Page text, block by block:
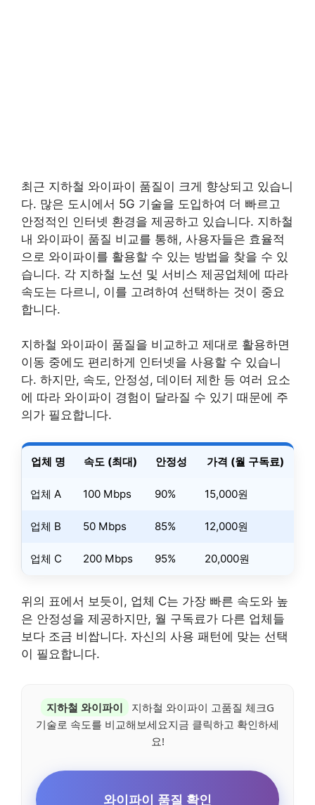
최근 지하철 와이파이 품질이 크게 향상되고 있습니
다. 많은 도시에서 5G 기술을 도입하여 더 빠르고
안정적인 인터넷 환경을 제공하고 있습니다. 지하철
내 와이파이 품질 비교를 통해, 사용자들은 효율적
으로 와이파이를 활용할 수 있는 방법을 찾을 수 있
습니다. 각 지하철 노선 및 서비스 제공업체에 따라
속도는 다르니, 이를 고려하여 선택하는 것이 중요
합니다.
지하철 와이파이 품질을 비교하고 제대로 활용하면
이동 중에도 편리하게 인터넷을 사용할 수 있습니
다. 하지만, 속도, 안정성, 데이터 제한 등 여러 요소
에 따라 와이파이 경험이 달라질 수 있기 때문에 주
의가 필요합니다.
업체 명 속도 (최대) 안정성 가격 (월 구독료)
업체 A 100 Mbps 90% 15,000원
업체 B 50 Mbps 85% 12,000원
업체 C 200 Mbps 95% 20,000원
위의 표에서 보듯이, 업체 C는 가장 빠른 속도와 높
은 안정성을 제공하지만, 월 구독료가 다른 업체들
보다 조금 비쌉니다. 자신의 사용 패턴에 맞는 선택
이 필요합니다.
지하철 와이파이
지하철 와이파이 고품질 체크G
기술로 속도를 비교해보세요지금 클릭하고 확인하세
요!
와이파이 품질 확인